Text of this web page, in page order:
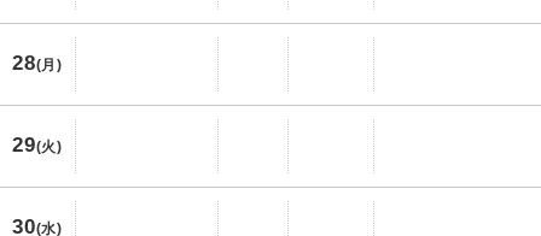
28(月)
29(火)
30(水)